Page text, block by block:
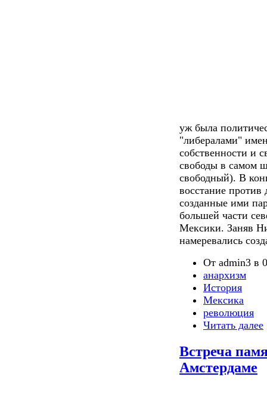
уж была
"либералами"
собственности и
свободы в самом
свободный). В
восстание
созданные ими
большей части
Мексики. Заняв
намеревались
От admin3 в
анархизм
История
Мексика
революция
Читать далее
Встреча
Амстердаме